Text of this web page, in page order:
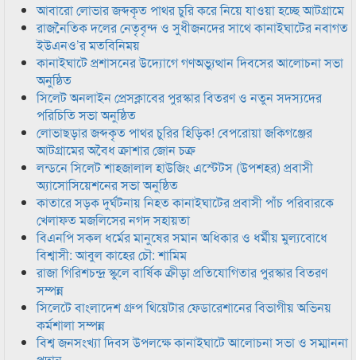
আবারো লোভার জব্দকৃত পাথর চুরি করে নিয়ে যাওয়া হচ্ছে আটগ্রামে
রাজনৈতিক দলের নেতৃবৃন্দ ও সুধীজনদের সাথে কানাইঘাটের নবাগত
ইউএনও’র মতবিনিময়
কানাইঘাটে প্রশাসনের উদ্যোগে গণঅভ্যুত্থান দিবসের আলোচনা সভা
অনুষ্ঠিত
সিলেট অনলাইন প্রেসক্লাবের পুরস্কার বিতরণ ও নতুন সদস্যদের
পরিচিতি সভা অনুষ্ঠিত
লোভাছড়ার জব্দকৃত পাথর চুরির হিড়িক! বেপরোয়া জকিগঞ্জের
আটগ্রামের অবৈধ ক্রাশার জোন চক্র
লন্ডনে সিলেট শাহজালাল হাউজিং এস্টেটস (উপশহর) প্রবাসী
অ্যাসোসিয়েশনের সভা অনুষ্ঠিত
কাতারে সড়ক দুর্ঘটনায় নিহত কানাইঘাটের প্রবাসী পাঁচ পরিবারকে
খেলাফত মজলিসের নগদ সহায়তা
বিএনপি সকল ধর্মের মানুষের সমান অধিকার ও ধর্মীয় মুল্যবোধে
বিশ্বাসী: আবুল কাহের চৌ: শামিম
রাজা গিরিশচন্দ্র স্কুলে বার্ষিক ক্রীড়া প্রতিযোগিতার পুরস্কার বিতরণ
সম্পন্ন
সিলেটে বাংলাদেশ গ্রুপ থিয়েটার ফেডারেশানের বিভাগীয় অভিনয়
কর্মশালা সম্পন্ন
বিশ্ব জনসংখ্যা দিবস উপলক্ষে কানাইঘাটে আলোচনা সভা ও সম্মাননা